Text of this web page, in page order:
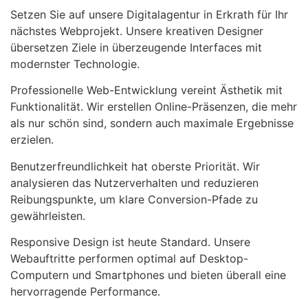
Setzen Sie auf unsere Digitalagentur in Erkrath für Ihr
nächstes Webprojekt. Unsere kreativen Designer
übersetzen Ziele in überzeugende Interfaces mit
modernster Technologie.
Professionelle Web-Entwicklung vereint Ästhetik mit
Funktionalität. Wir erstellen Online-Präsenzen, die mehr
als nur schön sind, sondern auch maximale Ergebnisse
erzielen.
Benutzerfreundlichkeit hat oberste Priorität. Wir
analysieren das Nutzerverhalten und reduzieren
Reibungspunkte, um klare Conversion-Pfade zu
gewährleisten.
Responsive Design ist heute Standard. Unsere
Webauftritte performen optimal auf Desktop-
Computern und Smartphones und bieten überall eine
hervorragende Performance.